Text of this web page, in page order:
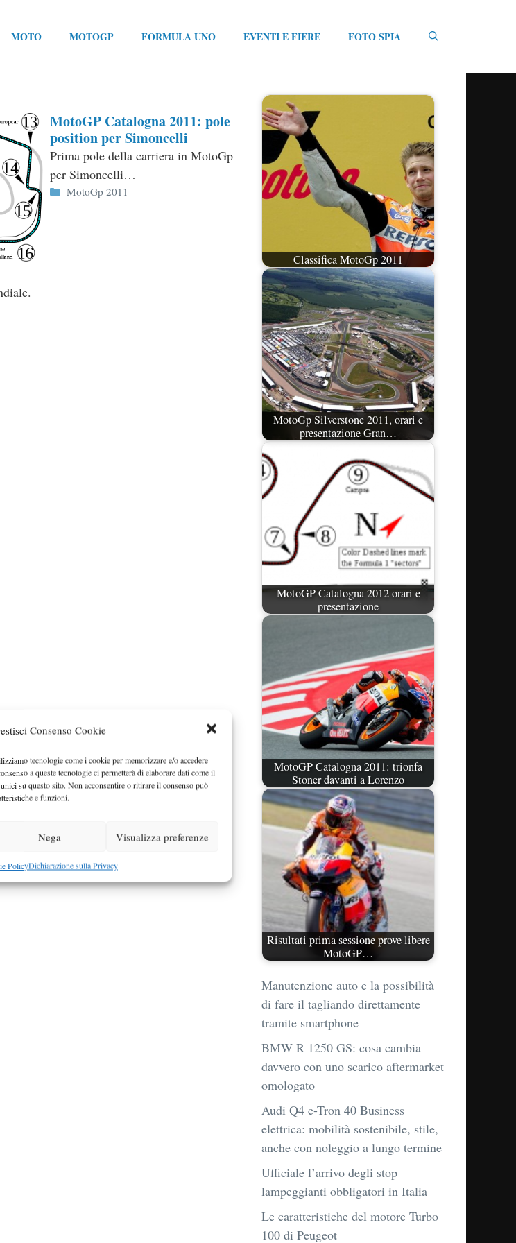
Consenso Cookie
tecnologie come i cookie per memorizzare e/o accedere
a queste tecnologie ci permetterà di elaborare dati come il
su questo sito. Non acconsentire o ritirare il consenso può
e funzioni.
Nega Visualizza preferenze
PolicyDichiarazione sulla Privacy
MOTO MOTOGP FORMULA UNO EVENTI E FIERE FOTO SPIA
MotoGP Catalogna 2011: pole
position per Simoncelli
Prima pole della carriera in MotoGp
per Simoncelli…
Categorie
MotoGp 2011
Classifica MotoGp 2011
MotoGp Silverstone 2011, orari e
presentazione Gran…
MotoGP Catalogna 2012 orari e
presentazione
MotoGP Catalogna 2011: trionfa
Stoner davanti a Lorenzo
Risultati prima sessione prove libere
MotoGP…
Manutenzione auto e la possibilità
di fare il tagliando direttamente
tramite smartphone
BMW R 1250 GS: cosa cambia
davvero con uno scarico aftermarket
omologato
Audi Q4 e-Tron 40 Business
elettrica: mobilità sostenibile, stile,
anche con noleggio a lungo termine
Ufficiale l’arrivo degli stop
lampeggianti obbligatori in Italia
Le caratteristiche del motore Turbo
100 di Peugeot